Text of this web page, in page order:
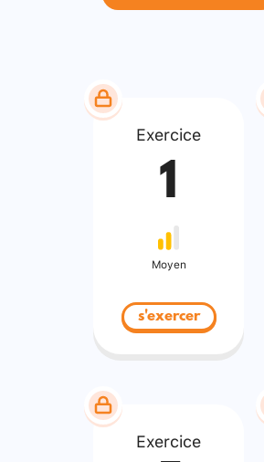
Exercice
1
Moyen
s'exercer
Exercice